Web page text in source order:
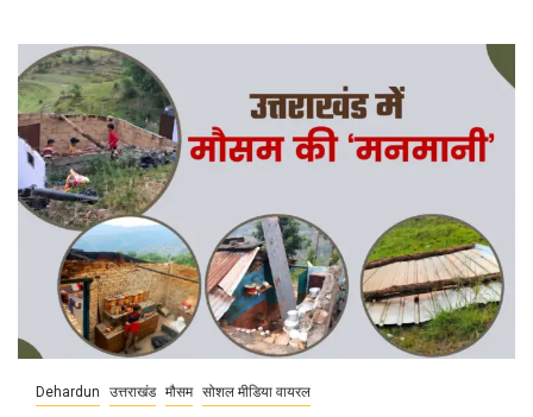
Dehardun उत्तराखंड मौसम सोशल मीडिया वायरल